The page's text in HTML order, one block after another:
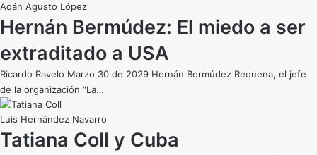
Adán Agusto López
Hernán Bermúdez: El miedo a ser
extraditado a USA
Ricardo Ravelo Marzo 30 de 2029 Hernán Bermúdez Requena, el jefe
de la organización “La…
Luis Hernández Navarro
Tatiana Coll y Cuba